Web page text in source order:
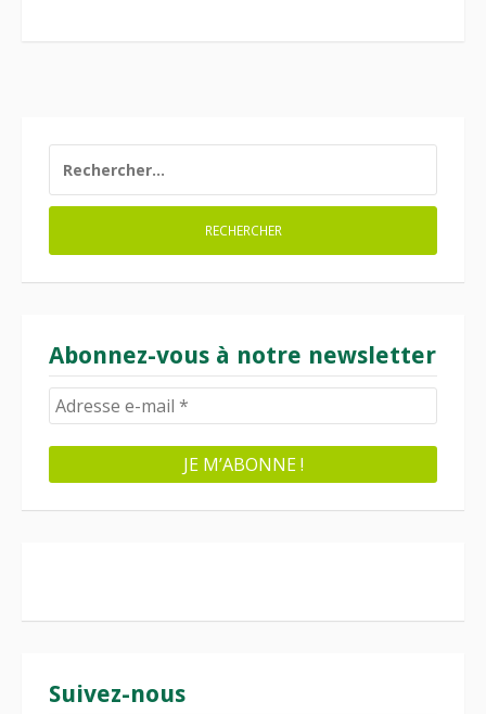
Abonnez-vous à notre newsletter
Suivez-nous